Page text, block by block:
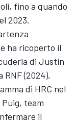
fino a quando
2023.
ha ricoperto il
di Justin
(2024),
di HRC nel
team
il